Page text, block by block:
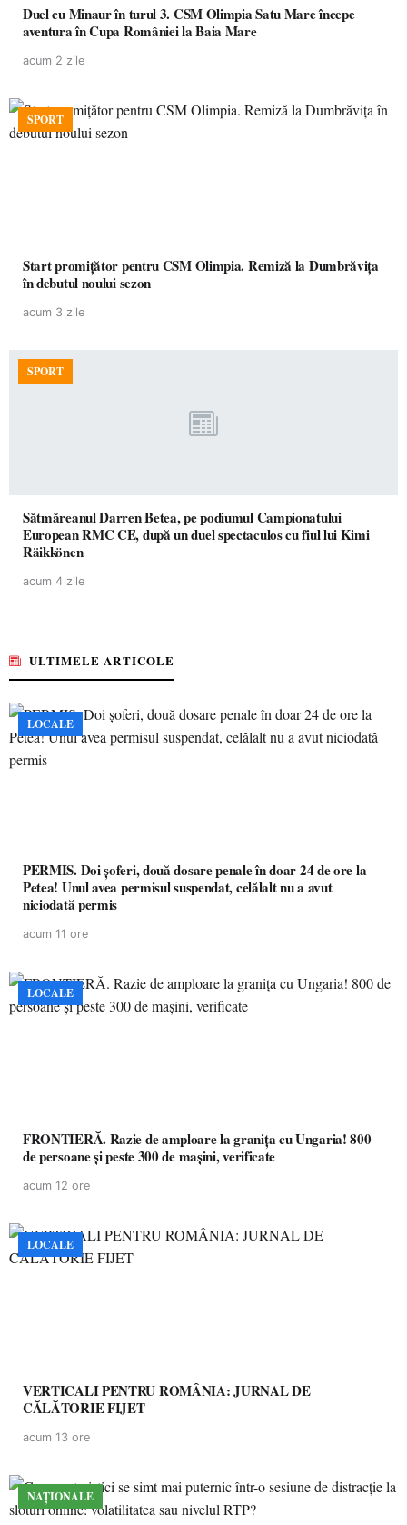
Duel cu Minaur în turul 3. CSM Olimpia Satu Mare începe
aventura în Cupa României la Baia Mare
acum 2 zile
SPORT
Start promițător pentru CSM Olimpia. Remiză la Dumbrăvița
în debutul noului sezon
acum 3 zile
SPORT
Sătmăreanul Darren Betea, pe podiumul Campionatului
European RMC CE, după un duel spectaculos cu fiul lui Kimi
Räikkönen
acum 4 zile
ULTIMELE ARTICOLE
LOCALE
PERMIS. Doi șoferi, două dosare penale în doar 24 de ore la
Petea! Unul avea permisul suspendat, celălalt nu a avut
niciodată permis
acum 11 ore
LOCALE
FRONTIERĂ. Razie de amploare la granița cu Ungaria! 800
de persoane și peste 300 de mașini, verificate
acum 12 ore
LOCALE
VERTICALI PENTRU ROMÂNIA: JURNAL DE
CĂLĂTORIE FIJET
acum 13 ore
NAȚIONALE